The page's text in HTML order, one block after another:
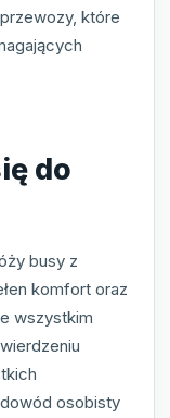
które
do
busy z
komfort oraz
wszystkim
osobisty